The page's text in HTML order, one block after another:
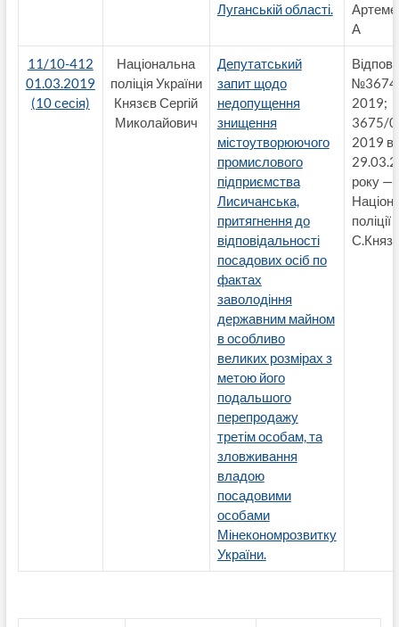
Луганській області.
А
11/10-412
01.03.2019
(10 сесія)
Національна
поліція України
Князєв Сергій
Миколайович
Депутатський
запит щодо
недопущення
знищення
містоутворюючого
промислового
підприємства
Лисичанська,
притягнення до
відповідальності
посадових осіб по
фактах
заволодіння
державним майном
в особливо
великих розмірах з
метою його
подальшого
перепродажу
третім особам, та
зловживання
владою
посадовими
особами
Мінекономрозвитку
України.
2019;
3675/
2019
року —
поліції